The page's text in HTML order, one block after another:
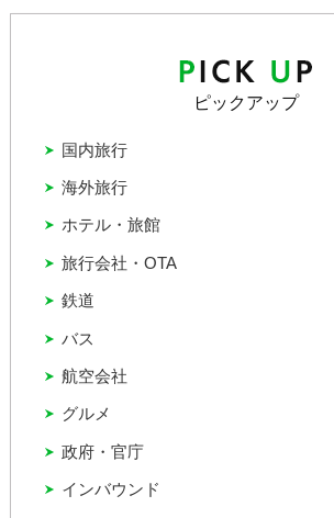
ピックアップ
インバウンド
グルメ
バス
ホテル・旅館
国内旅行
政府・官庁
旅行会社・OTA
海外旅行
航空会社
鉄道